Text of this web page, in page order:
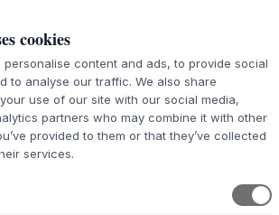
délai de livraison
USB-C est une multiprise élégante et
harmonieusement dans n'importe
cookies
personalise content and ads, to provide social
to analyse our traffic. We also share
use of our site with our social media,
partners who may combine it with other
provided to them or that they’ve collected
services.